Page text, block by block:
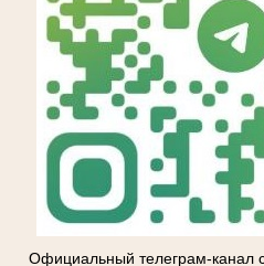
Официальный телеграм-канал